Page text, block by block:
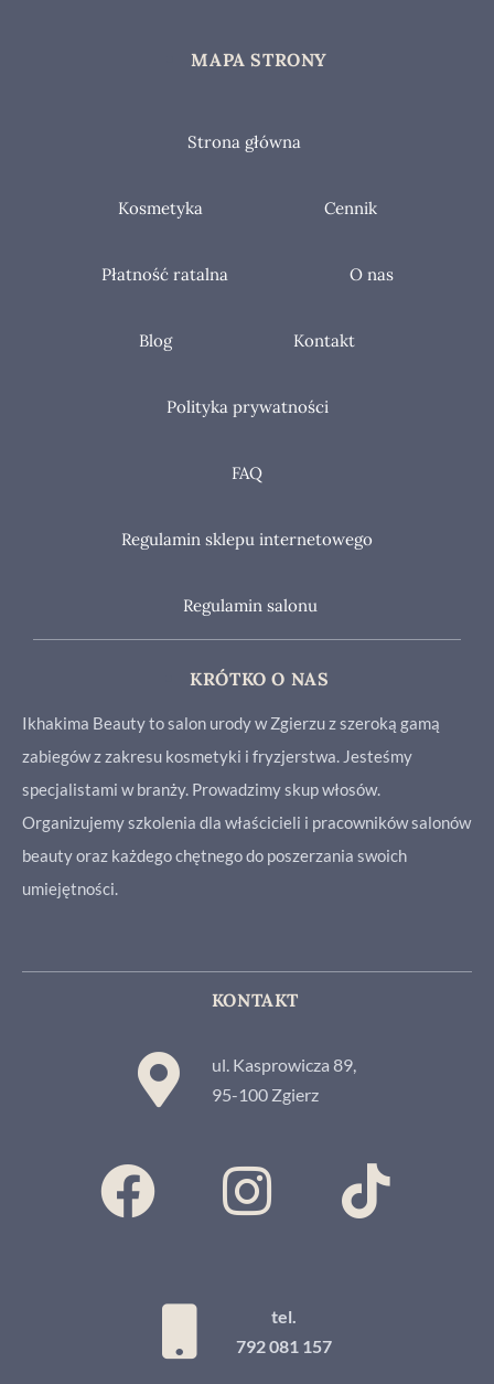
MAPA STRONY
Strona główna
Kosmetyka Cennik
Płatność ratalna O nas
Blog Kontakt
Polityka prywatności
FAQ
Regulamin sklepu internetowego
Regulamin salonu
KRÓTKO O NAS
Ikhakima Beauty to salon urody w Zgierzu z szeroką gamą
zabiegów z zakresu kosmetyki i fryzjerstwa. Jesteśmy
specjalistami w branży. Prowadzimy skup włosów.
Organizujemy szkolenia dla właścicieli i pracowników salonów
beauty oraz każdego chętnego do poszerzania swoich
umiejętności.
KONTAKT
ul. Kasprowicza 89,
95-100 Zgierz
tel.
792 081 157